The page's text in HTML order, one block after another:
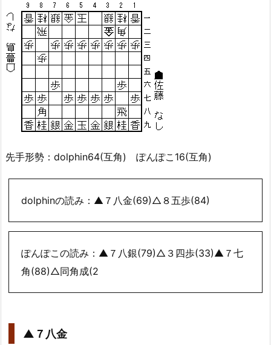
先手形勢：dolphin64(互角) ぽんぽこ16(互角)
dolphinの読み：▲７八金(69)△８五歩(84)
ぽんぽこの読み：▲７八銀(79)△３四歩(33)▲７七
角(88)△同角成(2
▲７八金